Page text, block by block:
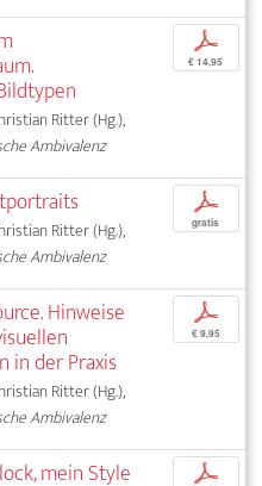
Ritter (Hg.),
Ambivalenz
p
€ 14,95
Ritter (Hg.),
Ambivalenz
p
gratis
Hinweise
in der Praxis
Ritter (Hg.),
Ambivalenz
p
€ 9,95
mein Style p